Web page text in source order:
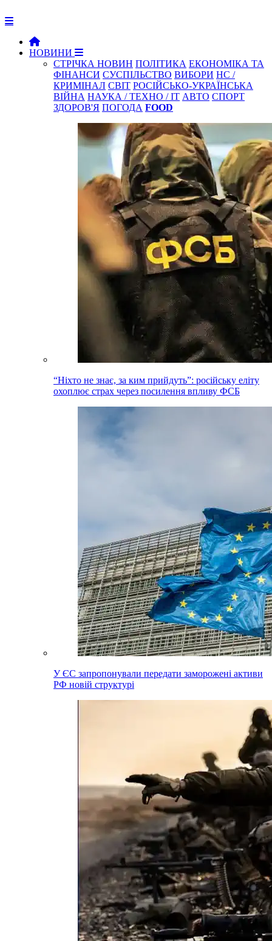
НОВИНИ
СТРІЧКА НОВИН ПОЛІТИКА ЕКОНОМІКА ТА
ФІНАНСИ СУСПІЛЬСТВО ВИБОРИ НС /
КРИМІНАЛ СВІТ РОСІЙСЬКО-УКРАЇНСЬКА
ВІЙНА НАУКА / ТЕХНО / IT АВТО СПОРТ
ЗДОРОВ'Я ПОГОДА FOOD
“Ніхто не знає, за ким прийдуть”: російську еліту
охоплює страх через посилення впливу ФСБ
У ЄС запропонували передати заморожені активи
РФ новій структурі